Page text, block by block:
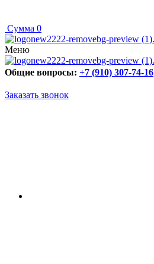
Сумма 0
Меню
Общие вопросы: +7 (910) 307-74-16
Заказать звонок